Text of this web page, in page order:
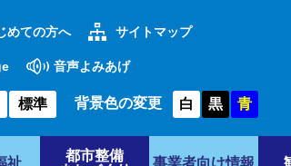
めての方へ サイトマップ
音声よみあげ
標準 背景色の変更 白 黒 青
祉
都市整備
事業者向け情報